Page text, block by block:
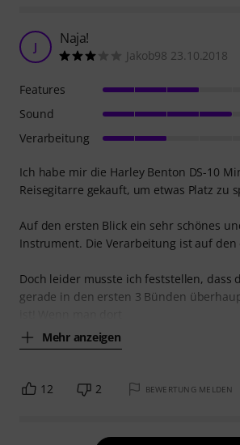
J Naja!
Jakob98 23.10.2018
Ich habe mir die Harley Benton DS-10
Reisegitarre gekauft, um etwas Platz zu
Auf den ersten Blick ein sehr schönes
Instrument. Die Verarbeitung ist auf den
Doch leider musste ich feststellen, dass
gerade in den ersten 3 Bünden
Mehr anzeigen
Features
Sound
Verarbeitung
12 2 BEWERTUNG MELDEN